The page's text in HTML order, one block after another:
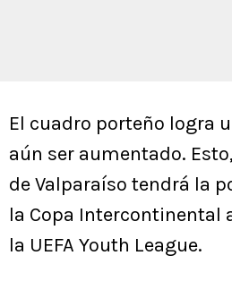
El cuadro porteño logra
aún ser aumentado.
de Valparaíso tendrá la
la Copa Intercontinental
la UEFA Youth League.